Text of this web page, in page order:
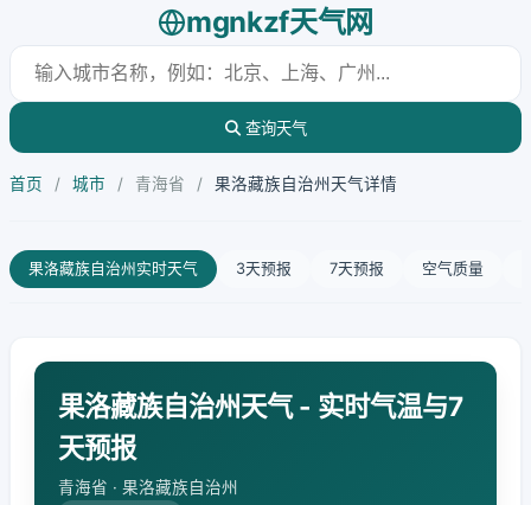
mgnkzf天气网
查询天气
首页 / 城市 / 青海省 / 果洛藏族自治州天气详情
果洛藏族自治州实时天气 3天预报 7天预报 空气质量
果洛藏族自治州天气 - 实时气温与7
天预报
青海省 · 果洛藏族自治州